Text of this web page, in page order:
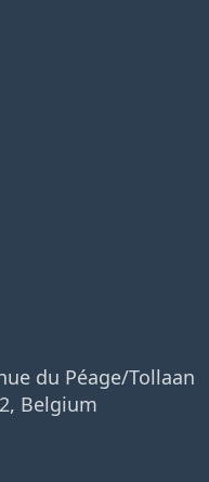
du Péage/Tollaan
Belgium